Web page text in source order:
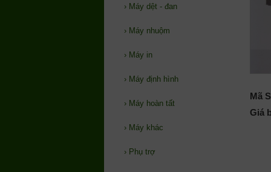
Mã
Giá
› Máy dệt - đan
› Máy nhuộm
› Máy in
› Máy định hình
› Máy hoàn tất
› Máy khác
› Phụ trợ